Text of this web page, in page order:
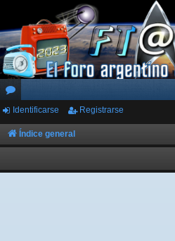
or
os
Identificarse Registrarse
Índice general